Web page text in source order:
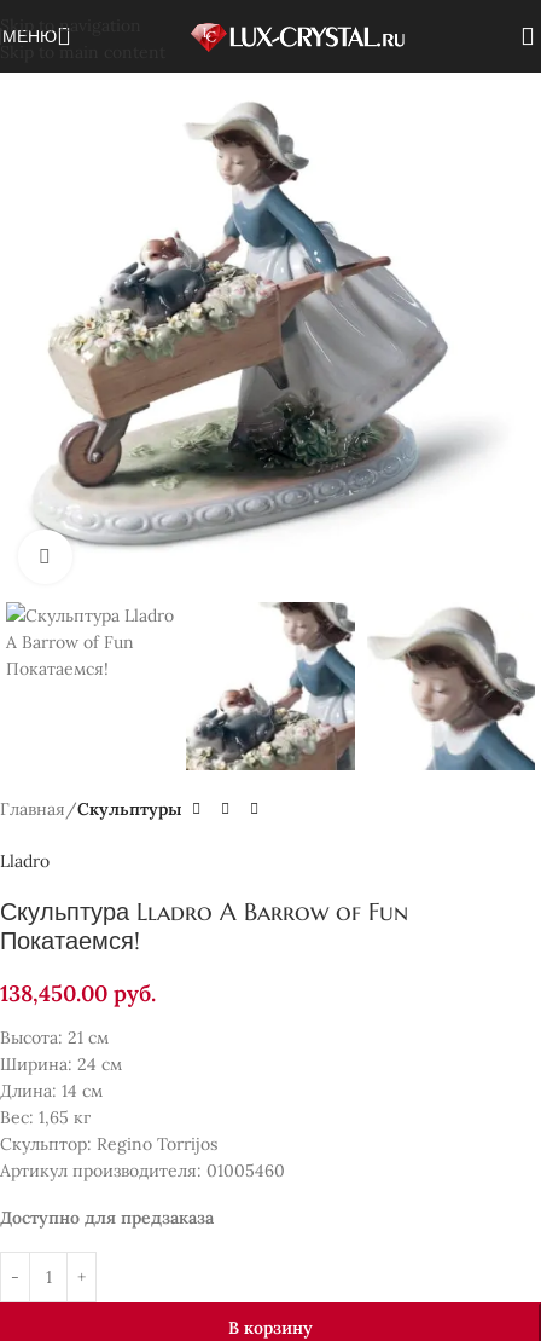
Skip to navigation
Skip to main content
МЕНЮ
Главная Скульптуры
Lladro
Скульптура Lladro A Barrow of Fun
Покатаемся!
138,450.00 руб.
Высота: 21 см
Ширина: 24 см
Длина: 14 см
Вес: 1,65 кг
Скульптор: Regino Torrijos
Артикул производителя: 01005460
Доступно для предзаказа
В корзину